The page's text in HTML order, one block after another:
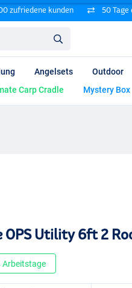
zufriedene kunden 50
Angelsets Outdoor
Carp Cradle Mystery Box
OPS Utility 6ft 2
Arbeitstage